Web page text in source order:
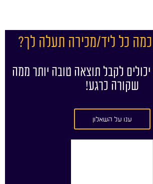
כל ליד/מכירה תעלה לך?
יכולים לקבל תוצאה טובה יותר ממה
שקורה כרגע!
ענו על השאלון